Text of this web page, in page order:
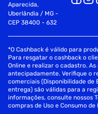
LG ThinQ AI
Amazon Alexa Integrado
Compatível com Apple
Compatível com Apple
Reconhecimento de Voz
Recomendação AI
Aparecida,
Uberlândia / MG -
CEP 38400 - 632
*O Cashback é válido para
Para resgatar o cashback o
Online e realizar o cadastro.
antecipadamente. Verifique o
comerciais (Disponibilidade de
entrega) são válidas para a
informações, consulte nossos
compras de Uso e Consumo de